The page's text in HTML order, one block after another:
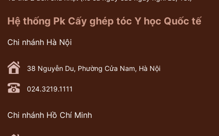
Hệ thống Pk Cấy ghép tóc Y học Quốc tế
Chi nhánh Hà Nội
38 Nguyễn Du, Phường Cửa Nam, Hà Nội
024.3219.1111
Chi nhánh Hồ Chí Minh